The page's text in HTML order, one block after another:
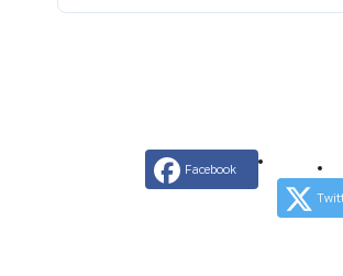
Facebook